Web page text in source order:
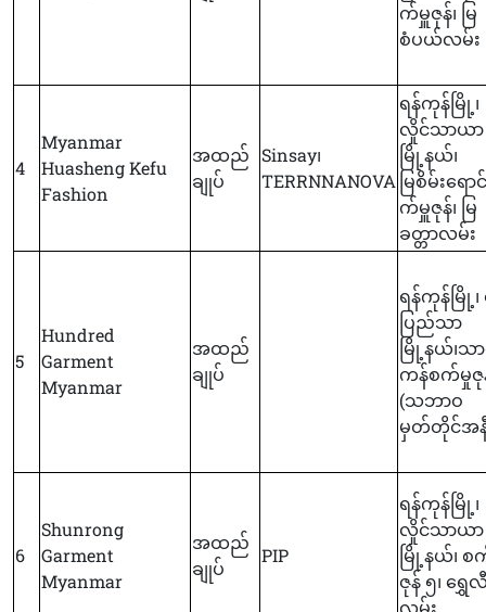
က်မှူဇုန်၊ မြ
စံပယ်လမ်း
4
Myanmar
Huasheng Kefu
Fashion
အထည်
ချုပ်
Sinsay၊
TERRNNANOVA
ရန်ကုန်မြို့၊
လှိုင်သာယာ
မြို့နယ်၊
မြစိမ်းရော
က်မှူဇုန်၊ မြ
ခတ္တာလမ်း
5
Hundred
Garment
Myanmar
အထည်
ချုပ်
ရန်ကုန်မြို့၊
ပြည်သာ
မြို့နယ်၊သ
ကန်စက်မှုဇု
(သဘာဝ
မှတ်တိုင်အနီ
6
Shunrong
Garment
Myanmar
အထည်
ချုပ်
PIP
ရန်ကုန်မြို့၊
လှိုင်သာယာ
မြို့နယ်၊ စ
ဇုန် ၅၊ ရွှေ
လမ်း